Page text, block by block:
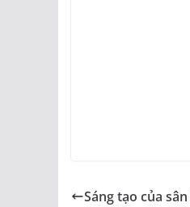
Sáng tạo của